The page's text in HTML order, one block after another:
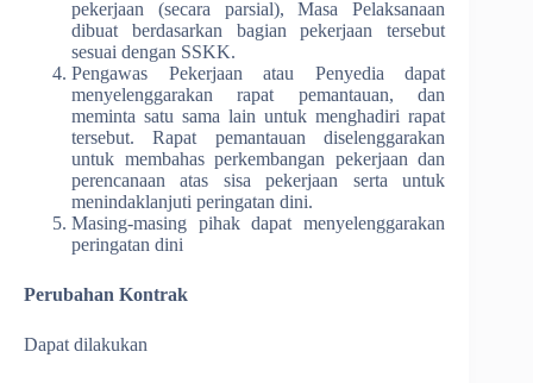
pekerjaan (secara parsial), Masa Pelaksanaan
dibuat berdasarkan bagian pekerjaan tersebut
sesuai dengan SSKK.
Pengawas Pekerjaan atau Penyedia dapat
menyelenggarakan rapat pemantauan, dan
meminta satu sama lain untuk menghadiri rapat
tersebut. Rapat pemantauan diselenggarakan
untuk membahas perkembangan pekerjaan dan
perencanaan atas sisa pekerjaan serta untuk
menindaklanjuti peringatan dini.
Masing-masing pihak dapat menyelenggarakan
peringatan dini
Perubahan Kontrak
Dapat dilakukan